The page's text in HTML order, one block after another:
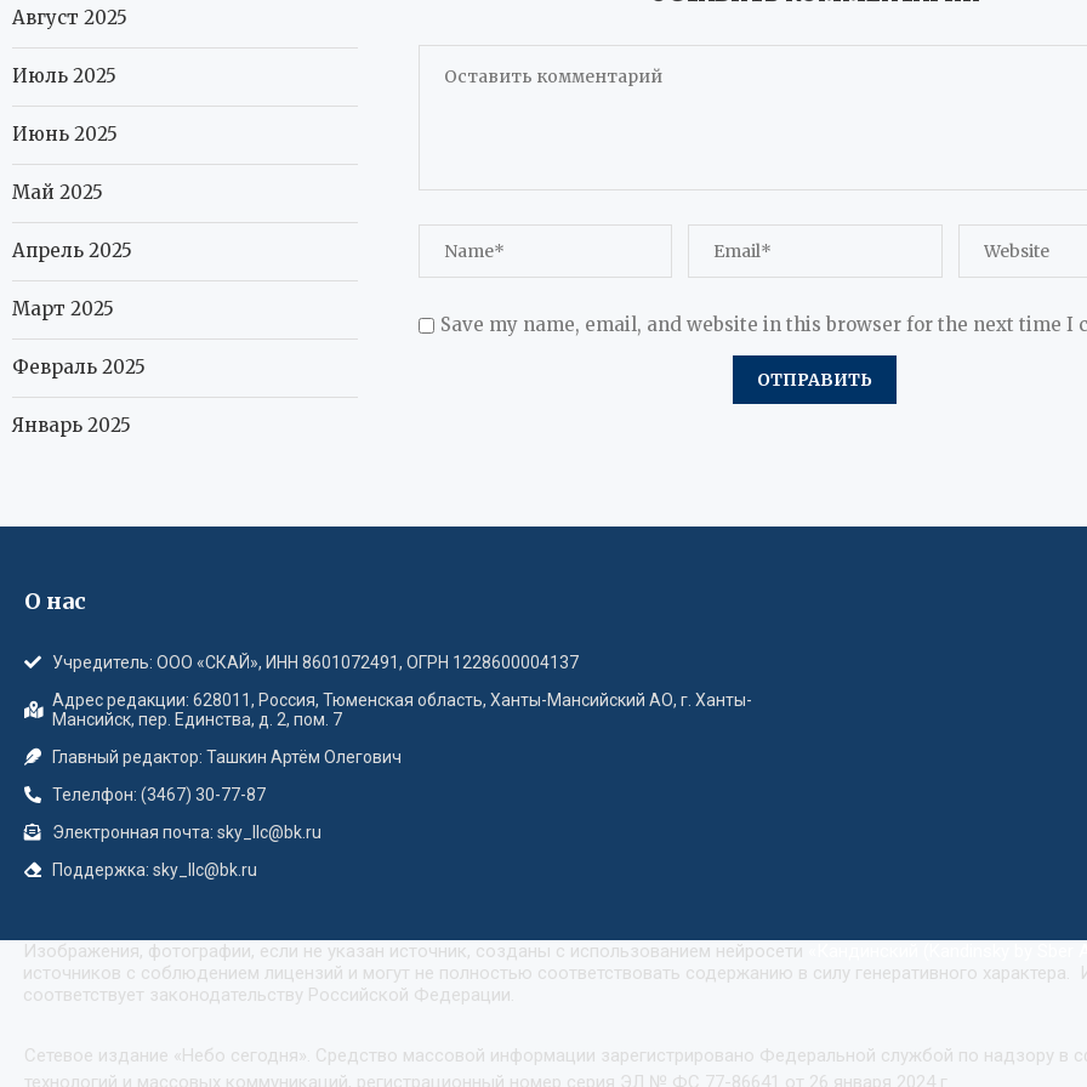
Save my name, email, and website in this browser for the next time I
Август 2025
Июль 2025
Июнь 2025
Май 2025
Апрель 2025
Март 2025
Февраль 2025
Январь 2025
О нас
Учредитель: ООО «СКАЙ», ИНН 8601072491, ОГРН 1228600004137
Адрес редакции: 628011, Россия, Тюменская область, Ханты-Мансийский АО, г. Ханты-
Мансийск, пер. Единства, д. 2, пом. 7
Главный редактор: Ташкин Артём Олегович
Телелфон: (3467) 30-77-87
Электронная почта: sky_llc@bk.ru
Поддержка: sky_llc@bk.ru
Изображения, фотографии, если не указан источник, созданы с использованием нейросети
источников с соблюдением лицензий и могут не полностью соответствовать содержанию в силу генеративного
соответствует законодательству Российской Федерации.
Сетевое издание «Небо сегодня». Средство массовой информации зарегистрировано Федеральной службой по надзору в
технологий и массовых коммуникаций, регистрационный номер серия ЭЛ № ФС 77-86641 от 26 января 2024 г.